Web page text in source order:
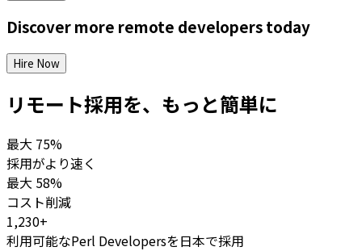
Discover more remote developerstoday
Hire Now
リモート採用を、もっと簡単に
最大 75%
採用がより速く
最大 58%
コスト削減
1,230+
利用可能なPerl Developersを日本で採用